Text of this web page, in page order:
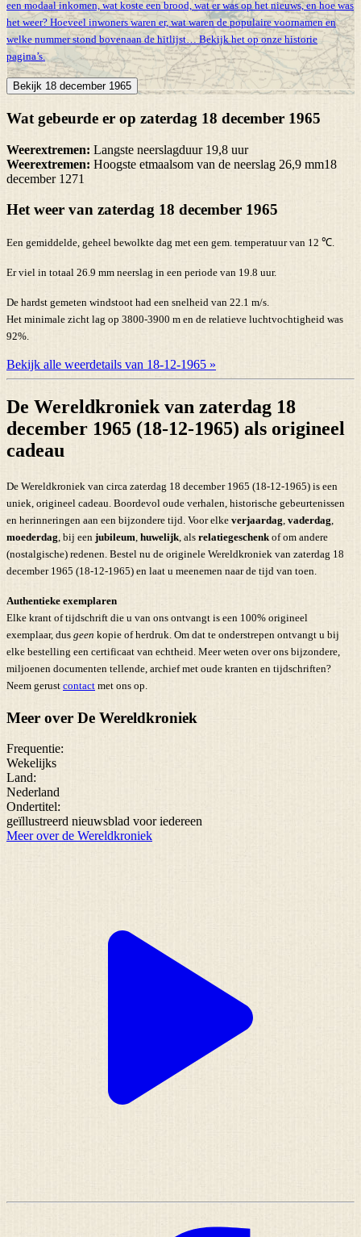
een modaal inkomen, wat koste een brood, wat er was op het nieuws, en hoe was
het weer? Hoeveel inwoners waren er, wat waren de populaire voornamen en
welke nummer stond bovenaan de hitlijst… Bekijk het op onze historie
pagina’s.
Bekijk 18 december 1965
Wat gebeurde er op zaterdag 18 december 1965
Weerextremen: Langste neerslagduur 19,8 uur
Weerextremen: Hoogste etmaalsom van de neerslag 26,9 mm18
december 1271
Het weer van zaterdag 18 december 1965
Een gemiddelde, geheel bewolkte dag met een gem. temperatuur van 12 ℃.
Er viel in totaal 26.9 mm neerslag in een periode van 19.8 uur.
De hardst gemeten windstoot had een snelheid van 22.1 m/s.
Het minimale zicht lag op 3800-3900 m en de relatieve luchtvochtigheid was
92%.
Bekijk alle weerdetails van 18-12-1965 »
De Wereldkroniek van zaterdag 18
december 1965 (18-12-1965) als origineel
cadeau
De Wereldkroniek van circa zaterdag 18 december 1965 (18-12-1965) is een
uniek, origineel cadeau. Boordevol oude verhalen, historische gebeurtenissen
en herinneringen aan een bijzondere tijd. Voor elke verjaardag vaderdag
moederdag , bij een jubileum huwelijk , als relatiegeschenk of om andere
(nostalgische) redenen. Bestel nu de originele Wereldkroniek van zaterdag 18
december 1965 (18-12-1965) en laat u meenemen naar de tijd van toen.
Authentieke exemplaren
Elke krant of tijdschrift die u van ons ontvangt is een 100% origineel
exemplaar, dus geen kopie of herdruk. Om dat te onderstrepen ontvangt u bij
elke bestelling een certificaat van echtheid. Meer weten over ons bijzondere,
miljoenen documenten tellende, archief met oude kranten en tijdschriften?
Neem gerust contact met ons op.
Meer over De Wereldkroniek
Frequentie:
Wekelijks
Land:
Nederland
Ondertitel:
geïllustreerd nieuwsblad voor iedereen
Meer over de Wereldkroniek